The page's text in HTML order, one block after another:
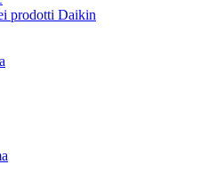
prodotti Daikin